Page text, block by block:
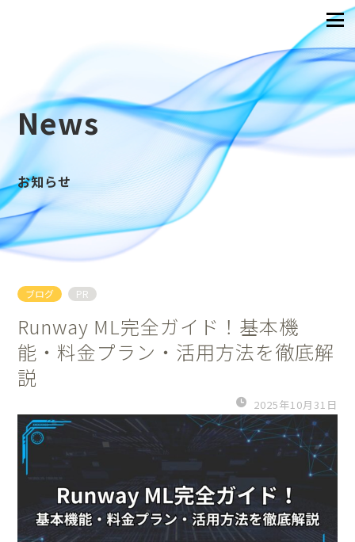
News
お知らせ
ブログ PR
Runway ML完全ガイド！基本機
能・料金プラン・活用方法を徹底解
説
2025年10月31日